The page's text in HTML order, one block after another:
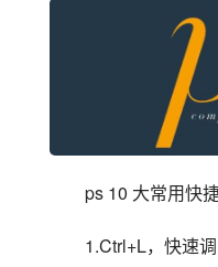
ps 10 大常用快
1.Ctrl+L，快速